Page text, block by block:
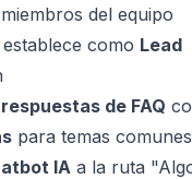
del equipo
como Lead
de FAQ
para temas
IA a la ruta